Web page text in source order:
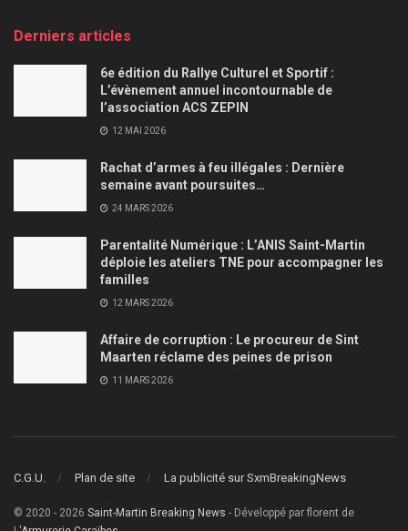
Derniers articles
6e édition du Rallye Culturel et Sportif :
L’évènement annuel incontournable de
l’association ACS ZEPIN
12 MAI 2026
Rachat d’armes à feu illégales : Dernière
semaine avant poursuites…
24 MARS 2026
Parentalité Numérique : L’ANIS Saint-Martin
déploie les ateliers TNE pour accompagner les
familles
12 MARS 2026
Affaire de corruption : Le procureur de Sint
Maarten réclame des peines de prison
11 MARS 2026
C.G.U. Plan de site La publicité sur SxmBreakingNews
© 2020 - 2026 Saint-Martin Breaking News - Développé par florent de